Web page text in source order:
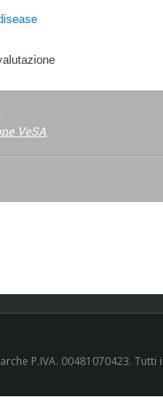
VeSA
P.IVA. 00481070423.